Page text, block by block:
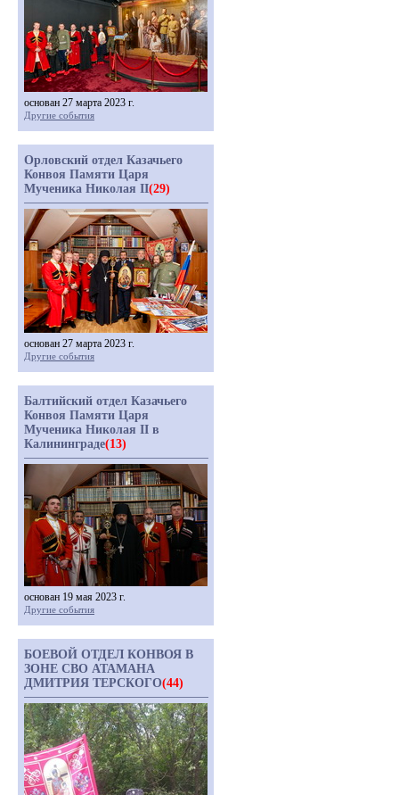
основан 27 марта 2023 г.
Другие события
Орловский отдел Казачьего
Конвоя Памяти Царя
Мученика Николая II(29)
основан 27 марта 2023 г.
Другие события
Балтийский отдел Казачьего
Конвоя Памяти Царя
Мученика Николая II в
Калининграде(13)
основан 19 мая 2023 г.
Другие события
БОЕВОЙ ОТДЕЛ КОНВОЯ В
ЗОНЕ СВО АТАМАНА
ДМИТРИЯ ТЕРСКОГО(44)